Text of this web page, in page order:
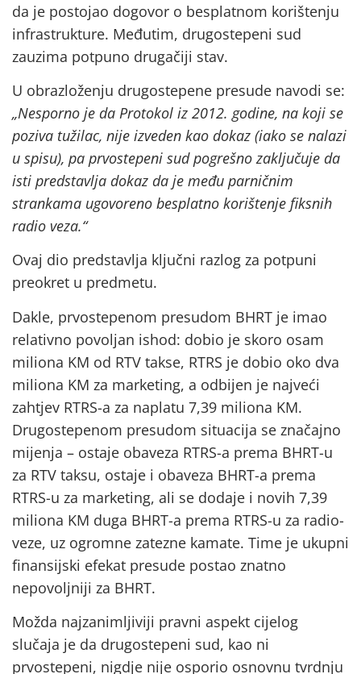
da je postojao dogovor o besplatnom korištenju
infrastrukture. Međutim, drugostepeni sud
zauzima potpuno drugačiji stav.
U obrazloženju drugostepene presude navodi se:
„Nesporno je da Protokol iz 2012. godine, na koji se
poziva tužilac, nije izveden kao dokaz (iako se nalazi
u spisu), pa prvostepeni sud pogrešno zaključuje da
isti predstavlja dokaz da je među parničnim
strankama ugovoreno besplatno korištenje fiksnih
radio veza.“
Ovaj dio predstavlja ključni razlog za potpuni
preokret u predmetu.
Dakle, prvostepenom presudom BHRT je imao
relativno povoljan ishod: dobio je skoro osam
miliona KM od RTV takse, RTRS je dobio oko dva
miliona KM za marketing, a odbijen je najveći
zahtjev RTRS-a za naplatu 7,39 miliona KM.
Drugostepenom presudom situacija se značajno
mijenja – ostaje obaveza RTRS-a prema BHRT-u
za RTV taksu, ostaje i obaveza BHRT-a prema
RTRS-u za marketing, ali se dodaje i novih 7,39
miliona KM duga BHRT-a prema RTRS-u za radio-
veze, uz ogromne zatezne kamate. Time je ukupni
finansijski efekat presude postao znatno
nepovoljniji za BHRT.
Možda najzanimljiviji pravni aspekt cijelog
slučaja je da drugostepeni sud, kao ni
prvostepeni, nigdje nije osporio osnovnu tvrdnju